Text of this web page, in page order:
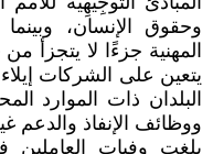
وحقوق الإنسان،
المهنية جزءًا لا يتجزأ
يتعين على الشركات
البلدان ذات الموارد
ووظائف الإنفاذ والدعم
بلغت وفيات